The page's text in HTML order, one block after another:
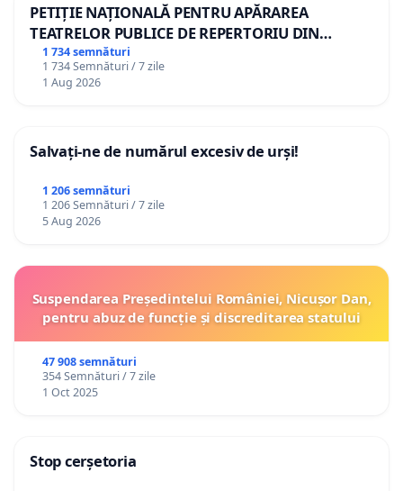
PETIȚIE NAȚIONALĂ PENTRU APĂRAREA
TEATRELOR PUBLICE DE REPERTORIU DIN
ROMÂNIA
1 734 semnături
1 734 Semnături / 7 zile
1 Aug 2026
Salvați-ne de numărul excesiv de urși!
1 206 semnături
1 206 Semnături / 7 zile
5 Aug 2026
Suspendarea Președintelui României, Nicușor Dan,
pentru abuz de funcție și discreditarea statului
47 908 semnături
354 Semnături / 7 zile
1 Oct 2025
Stop cerșetoria